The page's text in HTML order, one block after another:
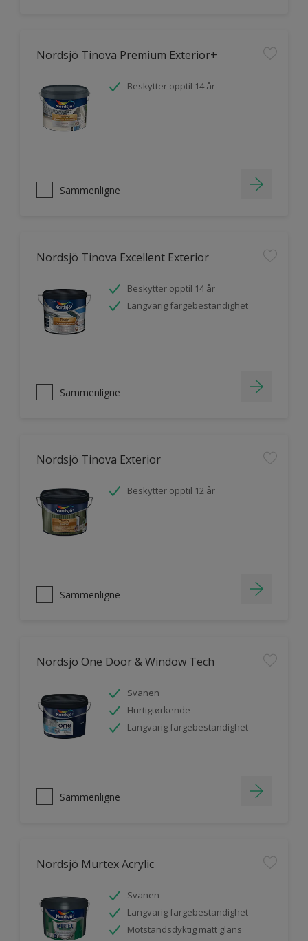
Nordsjö Tinova Premium Exterior+
Beskytter opptil 14 år
Sammenligne
Nordsjö Tinova Excellent Exterior
Beskytter opptil 14 år
Langvarig fargebestandighet
Sammenligne
Nordsjö Tinova Exterior
Beskytter opptil 12 år
Sammenligne
Nordsjö One Door & Window Tech
Svanen
Hurtigtørkende
Langvarig fargebestandighet
Sammenligne
Nordsjö Murtex Acrylic
Svanen
Langvarig fargebestandighet
Motstandsdyktig matt glans